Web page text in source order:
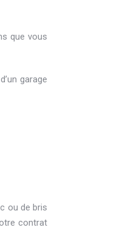
que vous
garage
ou de bris
contrat